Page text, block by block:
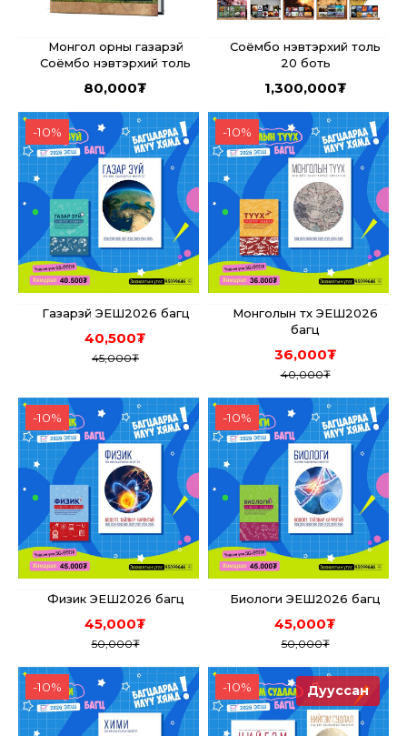
Монгол орны газарзүй
Соёмбо нэвтэрхий толь
80,000₮
Соёмбо нэвтэрхий толь
20 боть
1,300,000₮
-10%
Газарзүй ЭЕШ2026 багц
40,500₮
45,000₮
-10%
Монголын түүх ЭЕШ2026
багц
36,000₮
40,000₮
-10%
Физик ЭЕШ2026 багц
45,000₮
50,000₮
-10%
Биологи ЭЕШ2026 багц
45,000₮
50,000₮
-10% Дууссан
-10%